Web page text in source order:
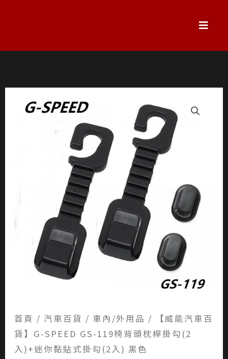
容
首頁 / 汽車百貨 / 車內/外用品 / 【威能汽車百
貨】G-SPEED GS-119椅背頭枕桿掛勾(2
入)+迷你黏貼式掛勾(2入) 黑色